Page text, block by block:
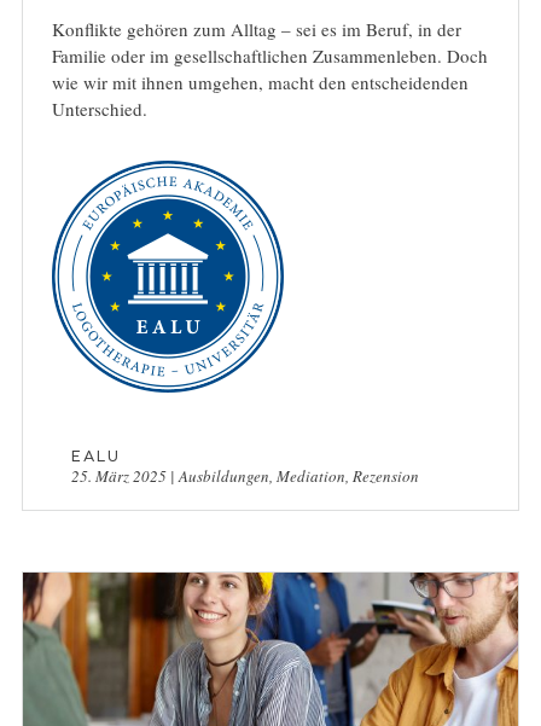
Konflikte gehören zum Alltag – sei es im Beruf, in der
Familie oder im gesellschaftlichen Zusammenleben. Doch
wie wir mit ihnen umgehen, macht den entscheidenden
Unterschied.
EALU
25. März 2025|Ausbildungen, Mediation, Rezension